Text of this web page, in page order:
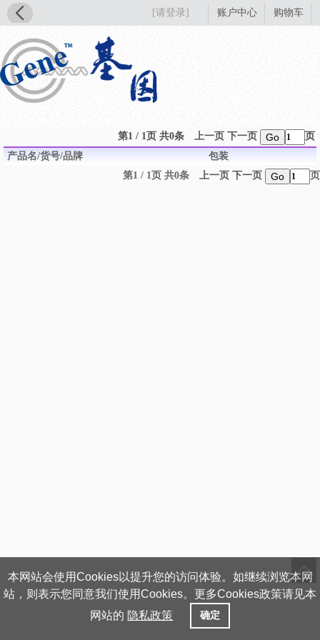
[请登录] 账户中心 购物车
第1 / 1页 共0条 上一页 下一页 Go
页
产品名/货号/品牌
包装
第1 / 1页 共0条
上一页 下一页 Go 页
本网站会使用Cookies以提升您的访问体验。如继续浏览本网
站，则表示您同意我们使用Cookies。更多Cookies政策请见本
网站的 隐私政策 确定